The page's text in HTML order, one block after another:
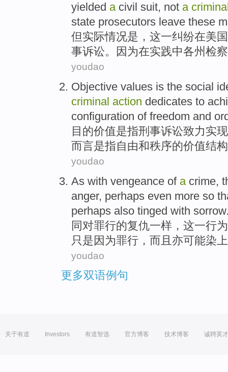
yielded a civil suit, not a
state prosecutors leave these
但实际情况是， 这一纠纷在美国
事诉讼。 因为在实践中各州 检
youdao
Objective values is the social
criminal action dedicates to
configuration of freedom and
目的价值是指刑事诉讼致力实现
而言是指自由和秩序的价值结构
youdao
As with vengeance of a crime,
anger, perhaps even more so
perhaps also tinged with sorrow
同 对罪行的复仇一样 ， 这一行为
只是 因为罪行 ， 而且 亦可能染
youdao
更多双语例句
关于有道 Investors 有道智选 官方博客 技术博客 诚聘英才